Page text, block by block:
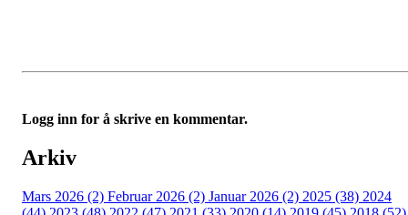
Logg inn for å skrive en kommentar.
Arkiv
Mars 2026 (2) Februar 2026 (2) Januar 2026 (2) 2025 (38) 2024